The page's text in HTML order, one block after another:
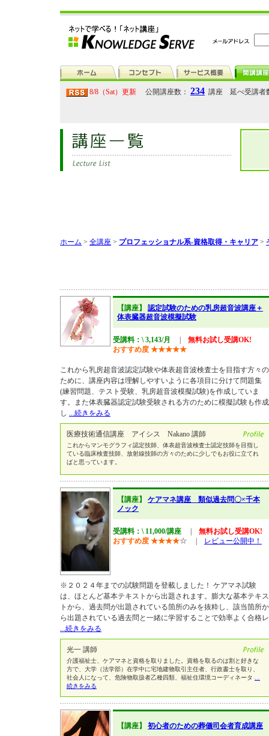
8/8（Sat）更新 公開講座数： 234 講座 延べ受講者
ホーム > 全講座 > プロフェッショナル系-資格取得・キャリア >
【講座】 認定試験のための乳房超音波講座＋
体表臓器超音波模擬試験
受講料：\ 3,143/月
無料お試し受講OK!
おすすめ度 ★★★★★
これから乳房超音波認定試験や体表超音波検査士を目指す方々の
ために、講座内容は理解しやすいように各項目に分けて問題集
(練習問題、テスト受験、乳房超音波模擬試験)を作成していま
す。また体表臓器認定試験受験される方のために模擬試験も作成
し ...続きをみる
医療技術通信講座 アイシス Nakano 講師
これからマンモグラフィ認定技師、体表超音波検査士認定技師を目指し
ている臨床検査技師、放射線技師の方々のために少しでもお役に立てれ
ばと思っています。
【講座】 ケアマネ講座 類似過去問〇×千本
ノック
受講料：\ 11,000/講座
無料お試し受講OK!
おすすめ度 ★★★★☆ レビュー公開中！
※２０２４年までの試験問題を登載しました！ ケアマネ試験
は、ほとんど基本テキストから出題されます。膨大な基本テキス
トから、過去問が出題されている箇所のみを抜粋し、該当箇所か
ら出題されている過去問と一緒に学習することで効率よく合格レ
...続きをみる
光一 講師
介護福祉士、ケアマネと資格を取りました。資格を取るのは割と好きな
方で、大学（法学部）在学中に宅地建物取引主任者、行政書士を取り、
社会人になって、危険物取扱者乙種四類、福祉住環境コーディネータ
続きをみる
【講座】 初心者のための葬儀司会者育成講座